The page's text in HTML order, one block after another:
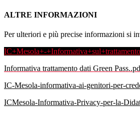
ALTRE INFORMAZIONI
Per ulteriori e più precise informazioni si
IC+Mesola+-
Informativa trattamento dati Green
IC-Mesola-informativa-ai-genitori-per-
ICMesola-Informativa-Privacy-per-la-